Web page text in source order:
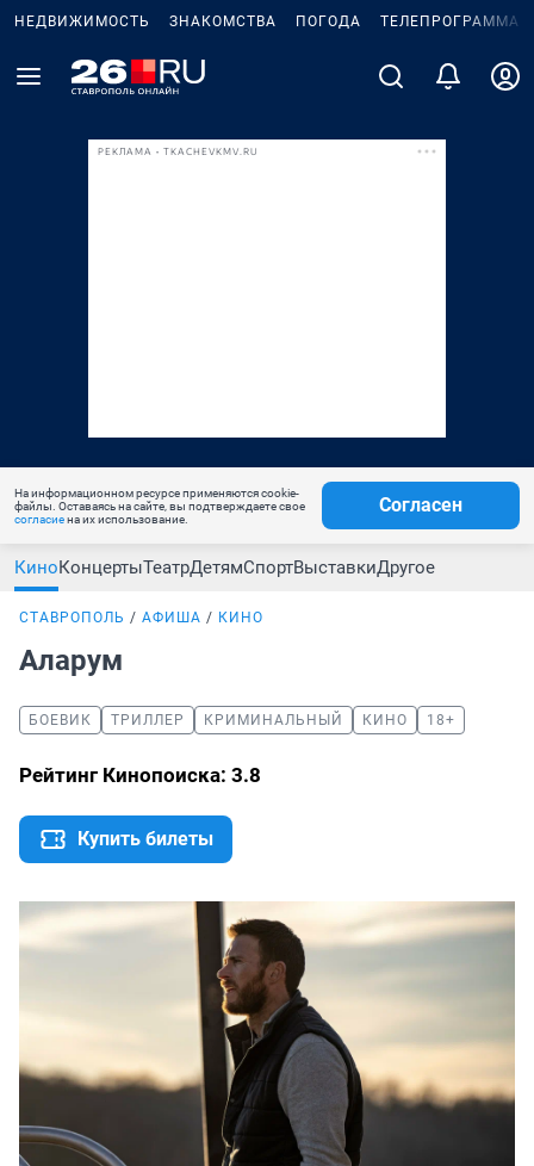
НЕДВИЖИМОСТЬ ЗНАКОМСТВА ПОГОДА ТЕЛЕПРОГРАММА
РЕКЛАМА • TKACHEVKMV.RU
На информационном ресурсе применяются cookie-
файлы. Оставаясь на сайте, вы подтверждаете свое
согласиена их использование.
Согласен
КиноКонцертыТеатрДетямСпортВыставкиДругое
СТАВРОПОЛЬ АФИША КИНО
Аларум
БОЕВИК ТРИЛЛЕР КРИМИНАЛЬНЫЙ КИНО 18+
Рейтинг Кинопоиска: 3.8
Купить билеты